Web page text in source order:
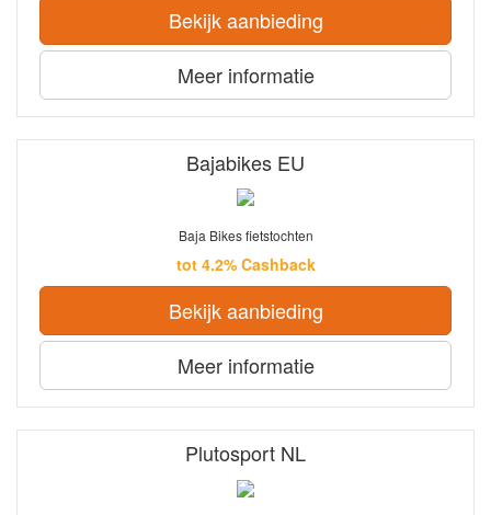
Bekijk aanbieding
Meer informatie
Bajabikes EU
Baja Bikes fietstochten
tot 4.2% Cashback
Bekijk aanbieding
Meer informatie
Plutosport NL